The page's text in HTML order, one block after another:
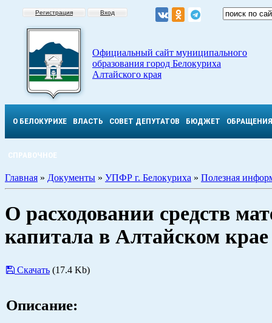
Регистрация Вход
Официальный сайт муниципального
образования город Белокуриха
Алтайского края
О БЕЛОКУРИХЕ ВЛАСТЬ СОВЕТ ДЕПУТАТОВ БЮДЖЕТ ОБРАЩЕНИЯ
СПРАВОЧНОЕ
Главная » Документы » УПФР г. Белокуриха » Полезная
О расходовании средств
капитала в Алтайском крае
Скачать (17.4 Kb)
Описание: